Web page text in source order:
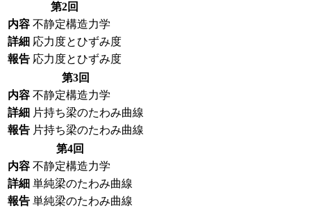
第2回
内容 不静定構造力学
詳細 応力度とひずみ度
報告 応力度とひずみ度
第3回
内容 不静定構造力学
詳細 片持ち梁のたわみ曲線
報告 片持ち梁のたわみ曲線
第4回
内容 不静定構造力学
詳細 単純梁のたわみ曲線
報告 単純梁のたわみ曲線